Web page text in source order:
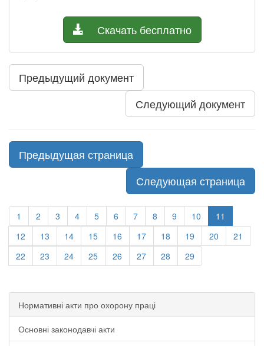
Скачать бесплатно
Предыдущий документ
Следующий документ
Предыдущая страница
Следующая страница
1 2 3 4 5 6 7 8 9 10
11
12
13 14 15 16 17 18 19 20
21
22
23 24 25 26 27 28 29
Нормативні акти про охорону праці
Основні законодавчі акти